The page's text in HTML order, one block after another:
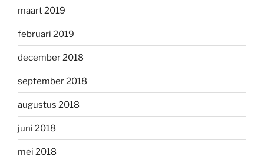
maart 2019
februari 2019
december 2018
september 2018
augustus 2018
juni 2018
mei 2018